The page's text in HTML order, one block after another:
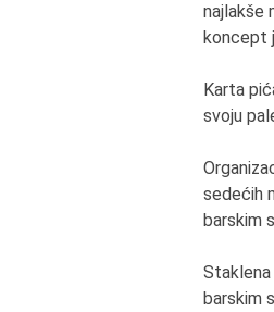
najlakše
koncept
Karta
svoju
sedećih
barskim
barskim